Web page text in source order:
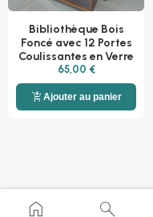
Bibliothèque Bois
Foncé avec 12 Portes
Coulissantes en Verre
65,00 €
add_shopping_cartAjouter au panier
© 2026 NIKKI
home search